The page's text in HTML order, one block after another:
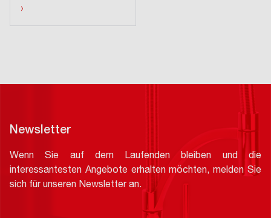
›
Newsletter
Wenn Sie auf dem Laufenden bleiben und die
interessantesten Angebote erhalten möchten, melden Sie
sich für unseren Newsletter an.